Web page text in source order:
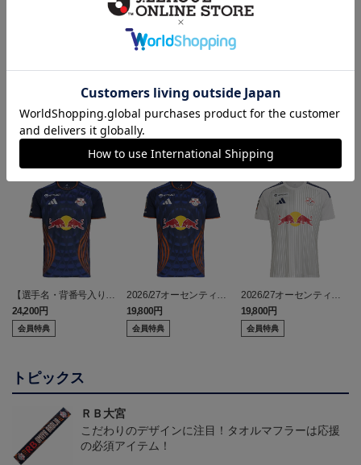
ランキング
【選手名・背番号入り】
2026/27オーセンティッ
クユニフォーム（フィー
ルド1st）
24,200円
会員特典
2026/27オーセンティッ
クユニフォーム（フィー
ルド1st）
19,800円
会員特典
2026/27オーセンティッ
クユニフォーム（フィー
ルド2nd）
19,800円
会員特典
トピックス
ＲＢ大宮
こだわりのデザインに注目！タオルマフラーは応援
の必須アイテム！